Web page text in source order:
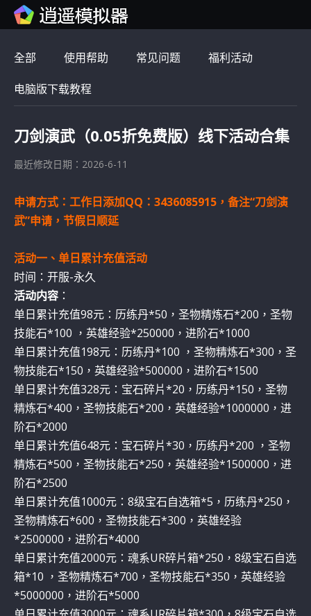
全部 使用帮助 常见问题 福利活动
电脑版下载教程
刀剑演武（0.05折免费版）线下活动合集
最近修改日期：2026-6-11
申请方式：工作日添加QQ：3436085915，备注“刀剑演
武”申请，节假日顺延
活动一、单日累计充值活动
时间：开服-永久
活动内容 ：
单日累计充值98元：历练丹*50，圣物精炼石*200，圣物
技能石*100 ，英雄经验*250000，进阶石*1000
单日累计充值198元：历练丹*100 ，圣物精炼石*300，圣
物技能石*150，英雄经验*500000，进阶石*1500
单日累计充值328元：宝石碎片*20，历练丹*150，圣物
精炼石*400，圣物技能石*200，英雄经验*1000000，进
阶石*2000
单日累计充值648元：宝石碎片*30，历练丹*200 ，圣物
精炼石*500，圣物技能石*250，英雄经验*1500000，进
阶石*2500
单日累计充值1000元：8级宝石自选箱*5，历练丹*250，
圣物精炼石*600，圣物技能石*300，英雄经验
*2500000，进阶石*4000
单日累计充值2000元：魂系UR碎片箱*250，8级宝石自选
箱*10 ，圣物精炼石*700，圣物技能石*350，英雄经验
*5000000，进阶石*5000